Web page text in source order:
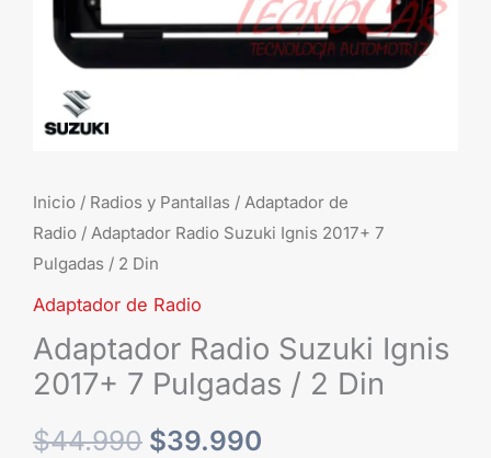
Inicio / Radios y Pantallas / Adaptador de
Radio / Adaptador Radio Suzuki Ignis 2017+ 7
Pulgadas / 2 Din
Adaptador de Radio
Adaptador Radio Suzuki Ignis
2017+ 7 Pulgadas / 2 Din
$44.990 $39.990
Din
cantidad